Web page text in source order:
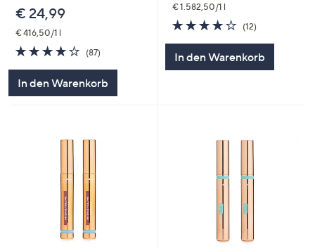
€ 24,99
€ 416,50/1 l
3.8
von
(87)87
In den Warenkorb
€ 1.582,50/1 l
3.8
von
(12)
In den Warenkorb